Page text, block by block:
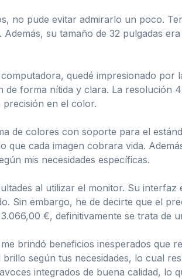
no pude evitar admirarlo un poco.
su tamaño de 32 pulgadas
quedé impresionado por
de forma nítida y clara. La resolución
en el color.
de colores con soporte para el
que cada imagen cobrara vida.
mis necesidades específicas.
al utilizar el monitor. Su
Sin embargo, he de decirte que el
€, definitivamente se trata de
brindó beneficios inesperados que
según tus necesidades, lo cual
integrados de buena calidad, lo